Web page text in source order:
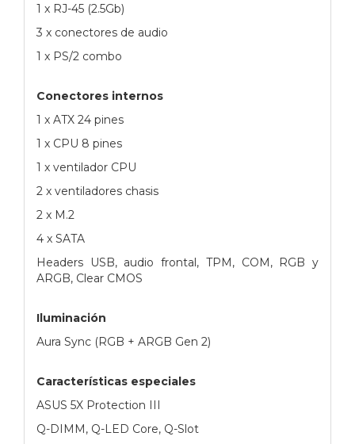
1 x RJ-45 (2.5Gb)
3 x conectores de audio
1 x PS/2 combo
Conectores internos
1 x ATX 24 pines
1 x CPU 8 pines
1 x ventilador CPU
2 x ventiladores chasis
2 x M.2
4 x SATA
Headers USB, audio frontal, TPM, COM, RGB y
ARGB, Clear CMOS
Iluminación
Aura Sync (RGB + ARGB Gen 2)
Características especiales
ASUS 5X Protection III
Q-DIMM, Q-LED Core, Q-Slot